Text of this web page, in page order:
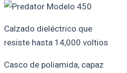
Calzado dieléctrico que
resiste hasta 14,000 voltios
Casco de poliamida, capaz